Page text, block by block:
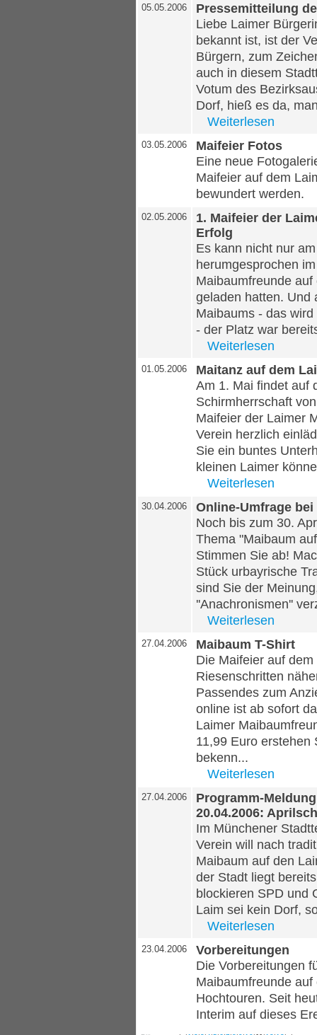
05.05.2006
Pressemitteilung
Liebe Laimer
bekannt ist, ist der
Bürgern, zum
auch in diesem
Votum des
Dorf, hieß es da,
Weiterlesen
03.05.2006
Maifeier Fotos
Eine neue
Maifeier auf dem
bewundert werden.
02.05.2006
1. Maifeier der
Erfolg
Es kann nicht nur
herumgesprochen
Maibaumfreunde
geladen hatten. Und
Maibaums - das
- der Platz war
Weiterlesen
01.05.2006
Maitanz auf dem
Am 1. Mai findet auf
Schirmherrschaft
Maifeier der Laimer
Verein herzlich
Sie ein buntes
kleinen Laimer
Weiterlesen
30.04.2006
Online-Umfrage
Noch bis zum 30.
Thema "Maibaum
Stimmen Sie ab!
Stück urbayrische
sind Sie der
''Anachronismen''
Weiterlesen
27.04.2006
Maibaum T-Shirt
Die Maifeier auf
Riesenschritten
Passendes zum
online ist ab sofort
Laimer
11,99 Euro erstehen
bekenn...
Weiterlesen
27.04.2006
Programm-
20.04.2006:
Im Münchener
Verein will nach
Maibaum auf den
der Stadt liegt
blockieren SPD und
Laim sei kein Dorf,
Weiterlesen
23.04.2006
Vorbereitungen
Die Vorbereitungen
Maibaumfreunde
Hochtouren. Seit
Interim auf dieses